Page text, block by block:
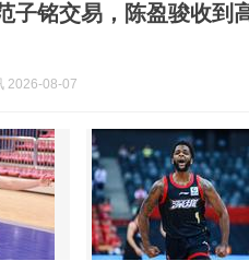
子铭交易，陈盈骏收到
2026-08-07